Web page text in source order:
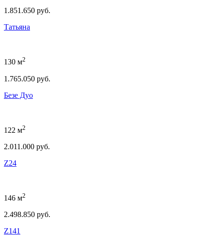
1.851.650 руб.
Татьяна
130 м2
1.765.050 руб.
Безе Дуо
122 м2
2.011.000 руб.
Z24
146 м2
2.498.850 руб.
Z141